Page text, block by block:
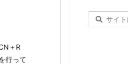
＋R
行って